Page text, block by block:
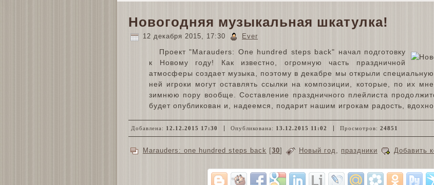
Новогодняя музыкальная шкатулка!
12 декабря 2015, 17:30 Ever
Проект "Marauders: One hundred steps back" начал подготовку
к Новому году! Как известно, огромную часть праздничной
атмосферы создает музыка, поэтому в декабре мы открыли
ней игроки могут оставлять ссылки на композиции, которые, по их
зимнюю пору вообще. Составление праздничного плейлиста
будет опубликован и, надеемся, подарит нашим игрокам радость,
Добавлена: 12.12.2015 17:30 Опубликована: 13.12.2015 11:02 Просмотров: 24851
Marauders: one hundred steps back [30] Новый год праздники Добавить